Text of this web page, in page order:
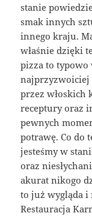
stanie
smak innych
innego kraju.
właśnie dzięki
pizza to typowo
najprzyzwoiciej
przez włoskich
receptury oraz
pewnych
potrawę. Co do
jesteśmy w
oraz
akurat nikogo
to już wygląda i
Restauracja